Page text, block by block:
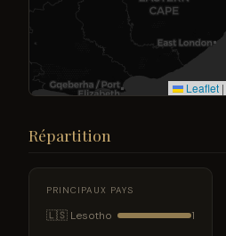
Leaflet |
Répartition
PRINCIPAUX PAYS
🇱🇸 Lesotho 1